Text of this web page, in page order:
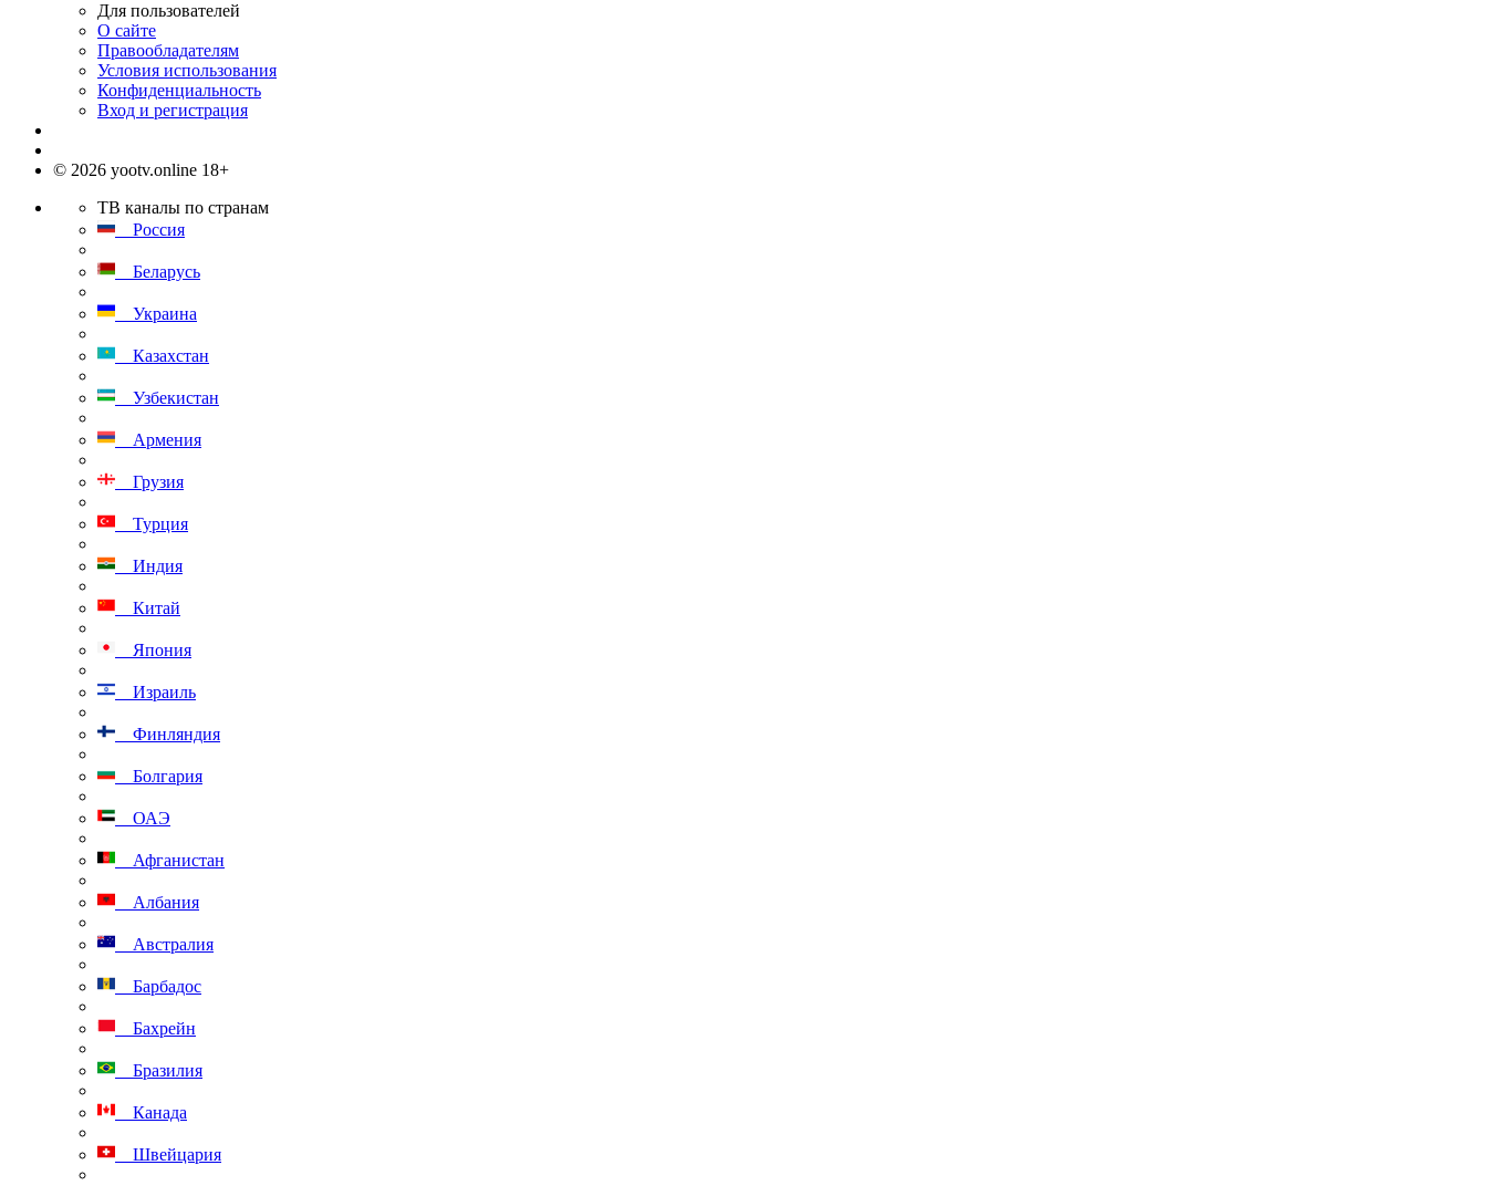
Для пользователей
О сайте
Правообладателям
Условия использования
Конфиденциальность
Вход и регистрация
© 2026 yootv.online 18+
ТВ каналы по странам
Россия
Беларусь
Украина
Казахстан
Узбекистан
Армения
Грузия
Турция
Индия
Китай
Япония
Израиль
Финляндия
Болгария
ОАЭ
Афганистан
Албания
Австралия
Барбадос
Бахрейн
Бразилия
Канада
Швейцария